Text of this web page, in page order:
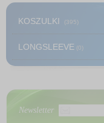
KOSZULKI (395)
LONGSLEEVE (0)
Newsletter